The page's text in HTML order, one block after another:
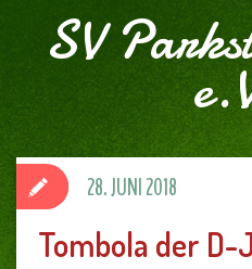
SV
Tombola der
28. JUNI 2018